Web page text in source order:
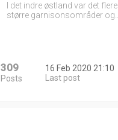
I det indre østland var det flere
større garnisonsområder og…
309
Posts
16 Feb 2020 21:10
Last post